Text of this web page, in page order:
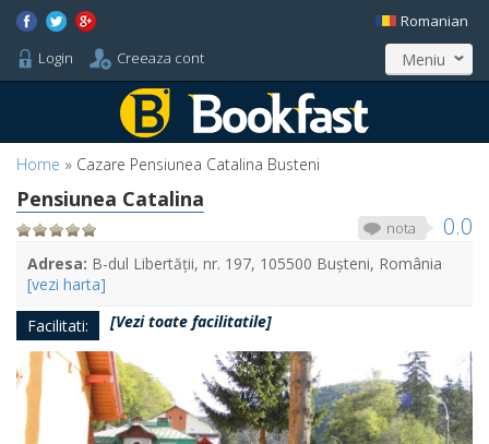
Login Creeaza cont
Romanian
Meniu
Home » Cazare Pensiunea Catalina Busteni
Pensiunea Catalina
nota 0.0
Adresa: B-dul Libertății, nr. 197, 105500 Bușteni, România
[vezi harta]
Facilitati:
[Vezi toate facilitatile]